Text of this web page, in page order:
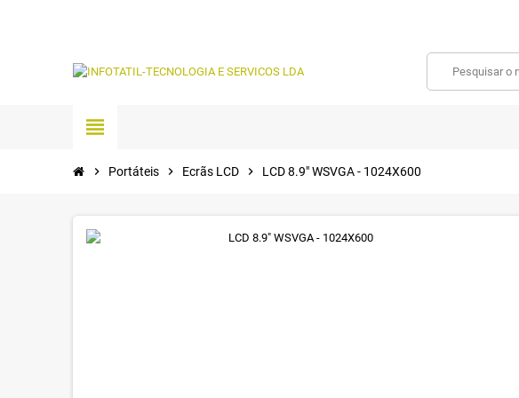
view_headline
chevron_right Portáteis chevron_right Ecrãs LCD chevron_right LCD 8.9" WSVGA - 1024X600